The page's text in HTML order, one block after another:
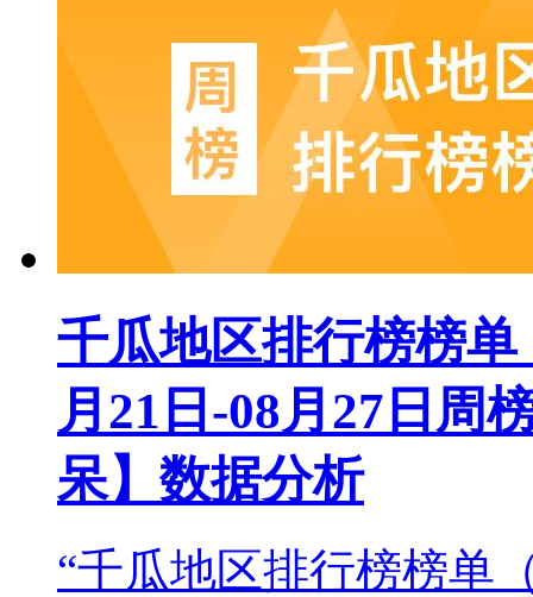
千瓜地区排行榜榜单
月21日-08月27日周
呆】数据分析
“千瓜地区排行榜榜单